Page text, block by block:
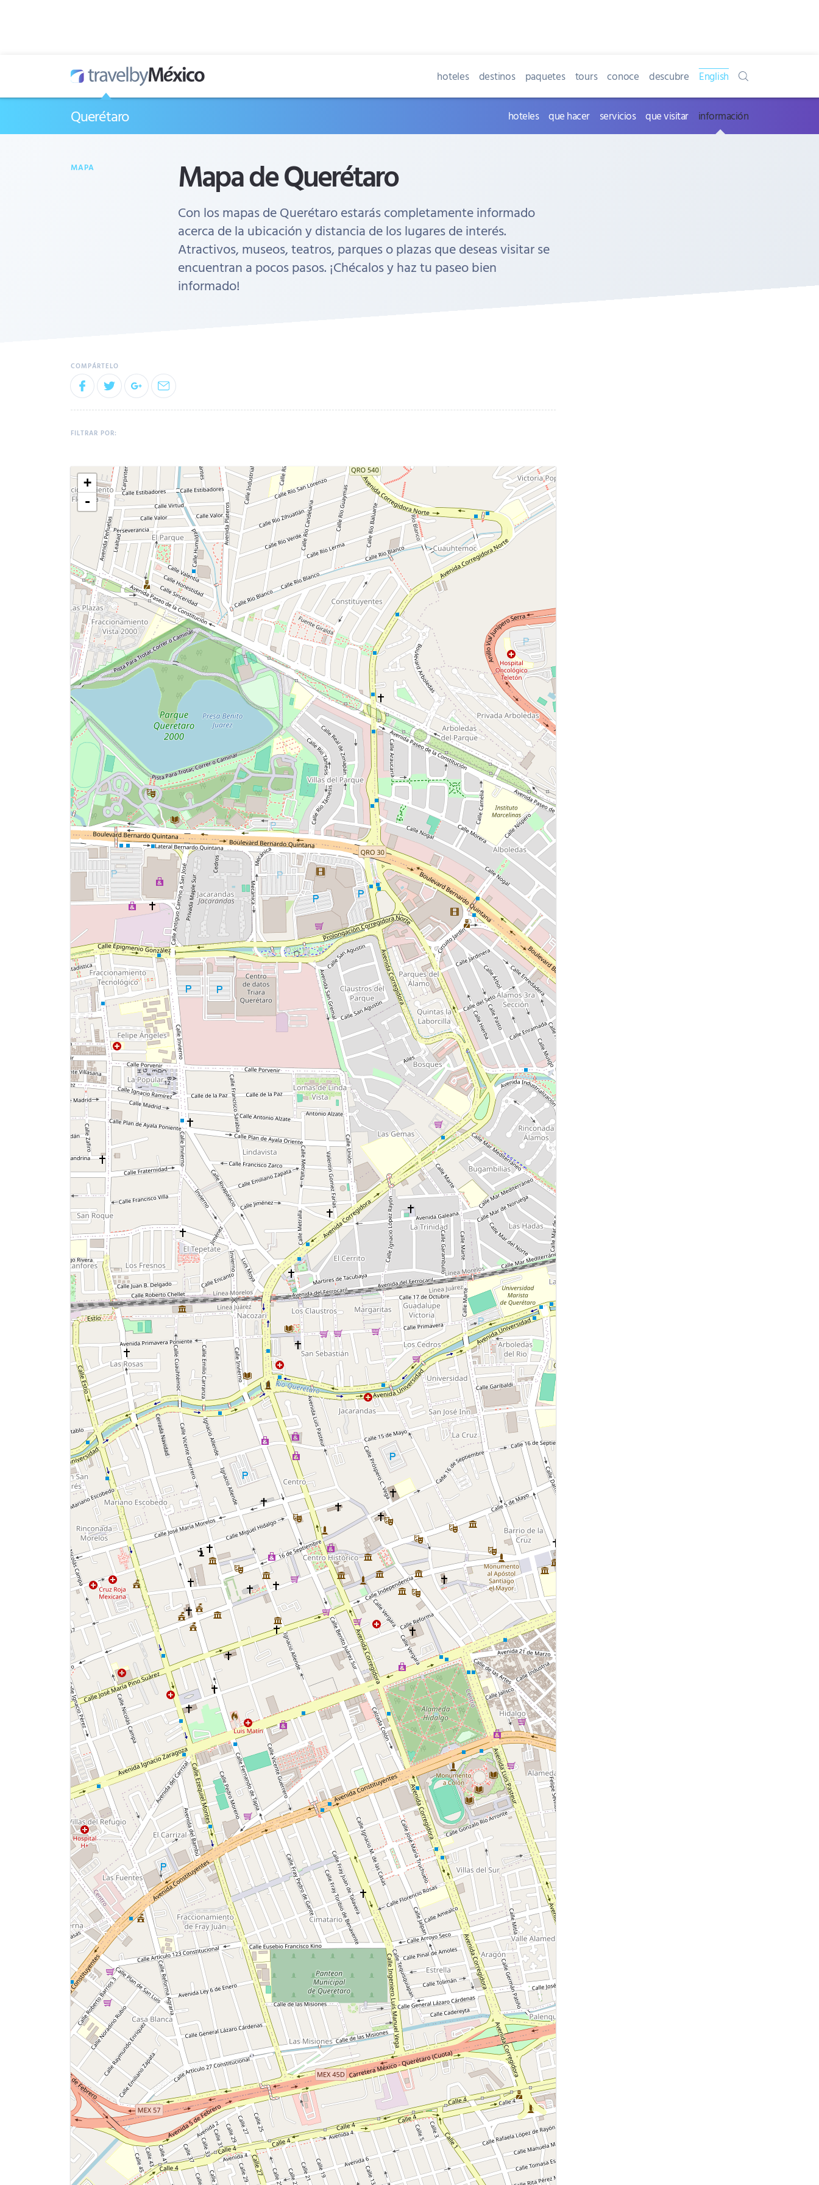
hoteles destinos paquetes tours conoce descubre English
Querétaro hoteles que hacer servicios que visitar información
MAPA Mapa de Querétaro
Con los mapas de Querétaro estarás completamente informado
acerca de la ubicación y distancia de los lugares de interés.
Atractivos, museos, teatros, parques o plazas que deseas visitar se
encuentran a pocos pasos. ¡Chécalos y haz tu paseo bien
informado!
+
-